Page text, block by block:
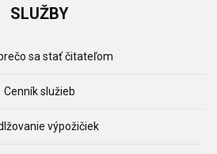
SLUŽBY
sa stať čitateľom
Cenník služieb
výpožičiek